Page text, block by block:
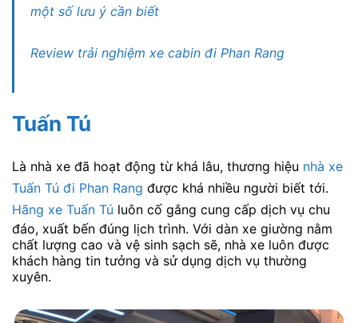
một số lưu ý cần biết
Review trải nghiệm xe cabin đi Phan Rang
Tuấn Tú
Là nhà xe đã hoạt động từ khá lâu, thương hiệu nhà xe
Tuấn Tú đi Phan Rang được khá nhiều người biết tới.
Hãng xe Tuấn Tú luôn cố gắng cung cấp dịch vụ chu
đáo, xuất bến đúng lịch trình. Với dàn xe giường nằm
chất lượng cao và vệ sinh sạch sẽ, nhà xe luôn được
khách hàng tin tưởng và sử dụng dịch vụ thường
xuyên.